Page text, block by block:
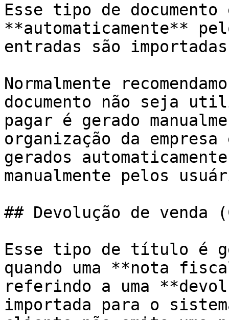
Esse tipo de documento
**automaticamente**
entradas são
Normalmente
documento não seja
pagar é gerado
organização da
gerados
manualmente pelos
## Devolução de venda
Esse tipo de título é
quando uma **nota
referindo a uma
importada para o